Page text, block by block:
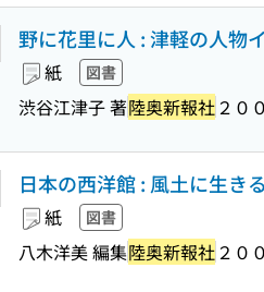
野に花里に人 : 津軽の人物
紙 図書
渋谷江津子 著陸奥新報社 ２０
日本の西洋館 : 風土に生き
紙 図書
八木洋美 編集陸奥新報社 ２０